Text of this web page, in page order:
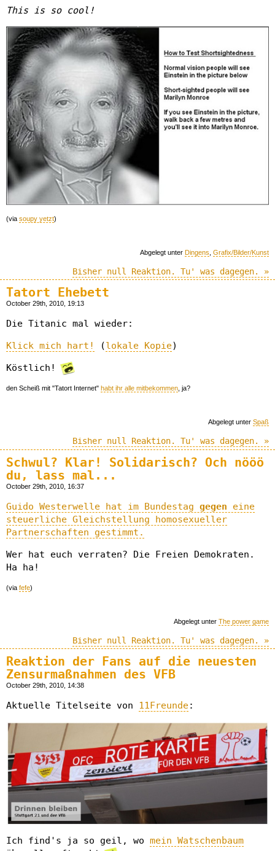
This is so cool!
(via soupy yetzt)
Abgelegt unter Dingens Grafix/Bilder/Kunst
Bisher null Reaktion. Tu' was dagegen. »
Tatort Ehebett
October 29th, 2010, 19:13
Die Titanic mal wieder:
Klick mich hart!
(lokale Kopie)
Köstlich!
den Scheiß mit "Tatort Internet" habt ihr alle mitbekommen , ja?
Abgelegt unter Spaß
Bisher null Reaktion. Tu' was dagegen. »
Schwul? Klar! Solidarisch? Och nööö
du, lass mal...
October 29th, 2010, 16:37
Guido Westerwelle hat im Bundestag gegen eine
steuerliche Gleichstellung homosexueller
Partnerschaften gestimmt.
Wer hat euch verraten? Die Freien Demokraten.
Ha ha!
(via fefe)
Abgelegt unter The power game
Bisher null Reaktion. Tu' was dagegen. »
Reaktion der Fans auf die neuesten
Zensurmaßnahmen des VFB
October 29th, 2010, 14:38
Aktuelle Titelseite von 11Freunde:
Ich find's ja so geil, wo mein Watschenbaum